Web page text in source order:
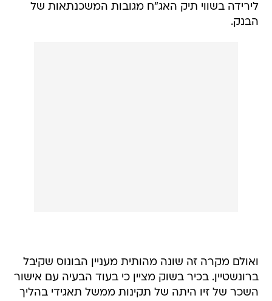
לירידה בשווי תיק האג"ח מגובות המשכנתאות של
הבנק.
ואולם מקרה זה שונה מהותית מעניין הבונוס שקיבל
ברונשטיין. בכיר בשוק מציין כי בעוד הבעיה עם אישור
השכר של זיו היתה של תקינות ממשל תאגידי בהליך